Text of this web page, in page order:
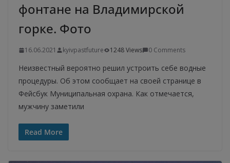
фонтане на Владимирской
горке. Фото
16.06.2021 kyivpastfuture 1248 Views 0 Comments
Неизвестный вероятно решил устроить себе водные
процедуры. Об этом сообщает на своей странице в
Фейсбук Муниципальная охрана. Как отмечается,
мужчину заметили
Read More